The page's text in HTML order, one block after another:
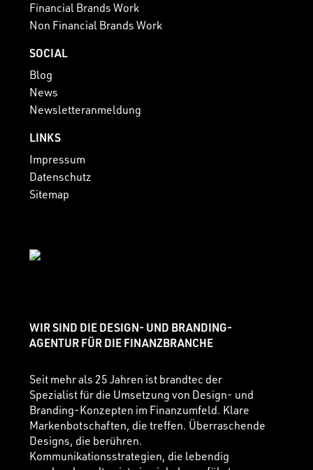
Financial Brands Work
Non Financial Brands Work
SOCIAL
Blog
News
Newsletteranmeldung
LINKS
Impressum
Datenschutz
Sitemap
WIR SIND DIE DESIGN- UND BRANDING-
AGENTUR FÜR DIE FINANZBRANCHE
Seit mehr als 25 Jahren ist brandtec der
Spezialist für die Umsetzung von Design- und
Branding-Konzepten im Finanzumfeld. Klare
Markenbotschaften, die treffen. Überraschende
Designs, die berühren.
Kommunikationsstrategien, die lebendig